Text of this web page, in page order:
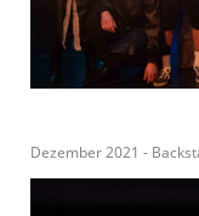
Dezember 2021 -